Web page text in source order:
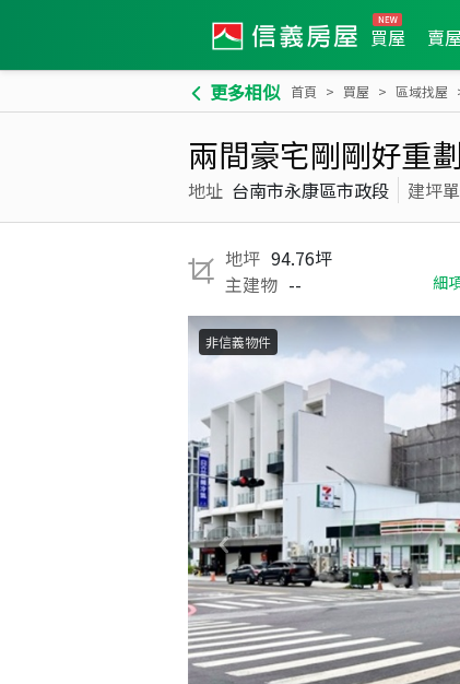
買屋 賣屋
更多相似 首頁 買屋 區域找屋
兩間豪宅剛剛好重
地址 台南市永康區市政段 建坪
地坪 94.76坪
主建物 -- 細
非信義物件